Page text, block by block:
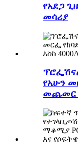
የአደጋ
መሳሪያ
የአሁን
መጨመር